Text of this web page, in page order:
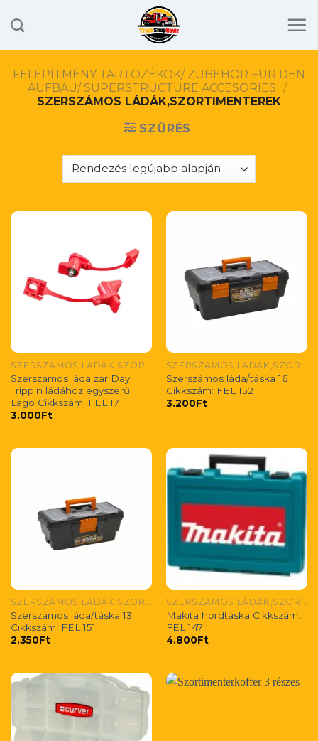
to
FELÉPÍTMÉNY TARTOZÉKOK/ ZUBEHÖR FÜR DEN
AUFBAU/ SUPERSTRUCTURE ACCESORIES /
SZERSZÁMOS LÁDÁK,SZORTIMENTEREK
SZŰRÉS
SZERSZÁMOS LÁDÁK,SZORTIMENTEREK
Szerszámos láda zár Day
Trippin ládához egyszerű
Lago Cikkszám: FEL 171
3.000Ft
SZERSZÁMOS LÁDÁK,SZORTIMENTEREK
Szerszámos láda/táska 16
Cikkszám: FEL 152
3.200Ft
Szerszámos láda/táska 13
Cikkszám: FEL 151
2.350Ft
Makita hordtáska Cikkszám:
FEL 147
4.800Ft